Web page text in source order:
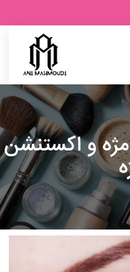
و اکستنشن